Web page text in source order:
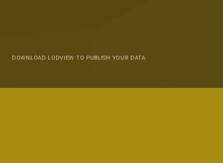
DOWNLOAD LODVIEW TO PUBLISH YOUR DATA